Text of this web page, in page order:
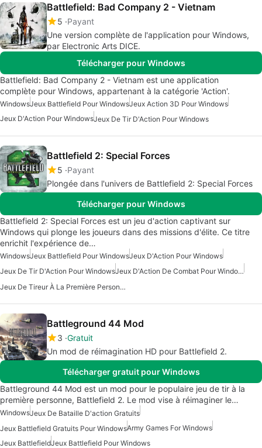
Battlefield: Bad Company 2 - Vietnam
5 Payant
Une version complète de l'application pour Windows,
par Electronic Arts DICE.
Télécharger pour Windows
Battlefield: Bad Company 2 - Vietnam est une application
complète pour Windows, appartenant à la catégorie 'Action'.
WindowsJeux Battlefield Pour WindowsJeux Action 3D Pour Windows
Jeux D'Action Pour WindowsJeux De Tir D'Action Pour Windows
Battlefield 2: Special Forces
5 Payant
Plongée dans l'univers de Battlefield 2: Special Forces
Télécharger pour Windows
Battlefield 2: Special Forces est un jeu d'action captivant sur
Windows qui plonge les joueurs dans des missions d'élite. Ce titre
enrichit l'expérience de…
WindowsJeux Battlefield Pour WindowsJeux D'Action Pour Windows
Jeux De Tir D'Action Pour Windows
Jeux D'Action De Combat Pour Windows
Jeux De Tireur À La Première Personne Pour Windows
Battleground 44 Mod
3 Gratuit
Un mod de réimagination HD pour Battlefield 2.
Télécharger gratuit pour Windows
Battleground 44 Mod est un mod pour le populaire jeu de tir à la
première personne, Battlefield 2. Le mod vise à réimaginer le…
WindowsJeux De Bataille D'action Gratuits
Jeux Battlefield Gratuits Pour WindowsArmy Games For Windows
Jeux BattlefieldJeux Battlefield Pour Windows